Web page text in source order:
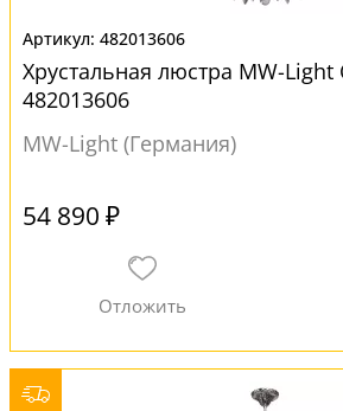
482013606
Хрустальная люстра MW-Light
482013606
MW-Light (Германия)
54 890 ₽